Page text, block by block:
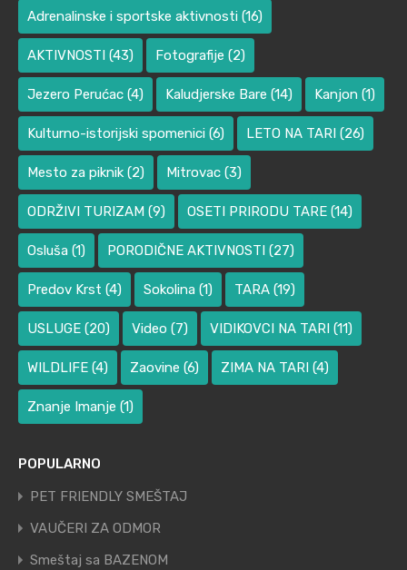
Adrenalinske i sportske aktivnosti (16)
AKTIVNOSTI (43) Fotografije (2)
Jezero Perućac (4) Kaludjerske Bare (14) Kanjon (1)
Kulturno-istorijski spomenici (6) LETO NA TARI (26)
Mesto za piknik (2) Mitrovac (3)
ODRŽIVI TURIZAM (9) OSETI PRIRODU TARE (14)
Osluša (1) PORODIČNE AKTIVNOSTI (27)
Predov Krst (4) Sokolina (1) TARA (19)
USLUGE (20) Video (7) VIDIKOVCI NA TARI (11)
WILDLIFE (4) Zaovine (6) ZIMA NA TARI (4)
Znanje Imanje (1)
POPULARNO
PET FRIENDLY SMEŠTAJ
VAUČERI ZA ODMOR
Smeštaj sa BAZENOM